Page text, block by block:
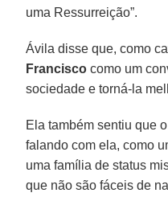
uma Ressurreição”.
Ávila disse que, como
Francisco como um
sociedade e torná-la
Ela também sentiu que o
falando com ela, como
uma família de status
que não são fáceis de